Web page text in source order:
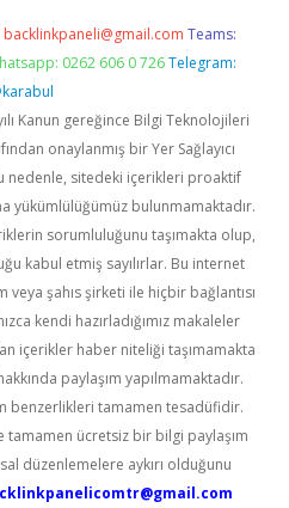
backlinkpaneli@gmail.com Teams:
0262 606 0 726 Telegram:
Kanun gereğince Bilgi Teknolojileri
onaylanmış bir Yer Sağlayıcı
nedenle, sitedeki içerikleri proaktif
yükümlülüğümüz bulunmamaktadır.
sorumluluğunu taşımakta olup,
kabul etmiş sayılırlar. Bu internet
şahıs şirketi ile hiçbir bağlantısı
kendi hazırladığımız makaleler
içerikler haber niteliği taşımamakta
paylaşım yapılmamaktadır.
benzerlikleri tamamen tesadüfidir.
tamamen ücretsiz bir bilgi paylaşım
düzenlemelere aykırı olduğunu